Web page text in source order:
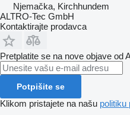
Njemačka, Kirchhundem
ALTRO-Tec GmbH
Kontaktirajte prodavca
Pretplatite se na nove objave od
Potpišite se
Klikom pristajete na našu politiku